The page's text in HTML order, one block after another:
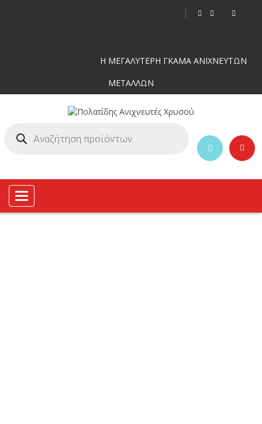
Η ΜΕΓΑΛΥΤΕΡΗ ΓΚΑΜΑ ΑΝΙΧΝΕΥΤΩΝ
ΜΕΤΑΛΛΩΝ
Toggle
navigation